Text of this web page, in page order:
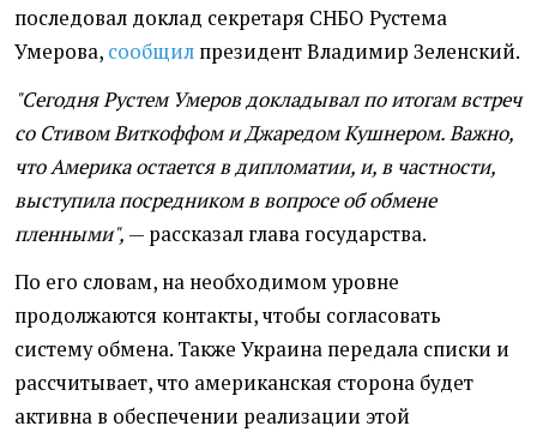
последовал доклад секретаря СНБО Рустема
Умерова, сообщил президент Владимир Зеленский.
"Сегодня Рустем Умеров докладывал по итогам встреч
со Стивом Виткоффом и Джаредом Кушнером. Важно,
что Америка остается в дипломатии, и, в частности,
выступила посредником в вопросе об обмене
пленными", — рассказал глава государства.
По его словам, на необходимом уровне
продолжаются контакты, чтобы согласовать
систему обмена. Также Украина передала списки и
рассчитывает, что американская сторона будет
активна в обеспечении реализации этой